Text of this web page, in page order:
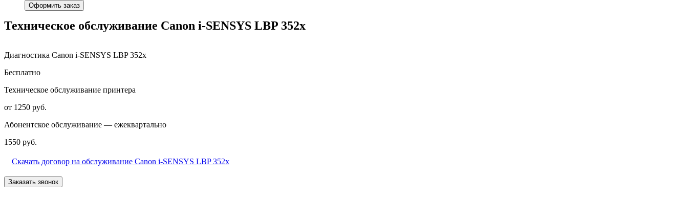
Оформить заказ
Техническое обслуживание Canon i-SENSYS LBP 352x
Диагностика Canon i-SENSYS LBP 352x
Бесплатно
Техническое обслуживание принтера
от 1250 руб.
Абонентское обслуживание — ежеквартально
1550 руб.
Скачать договор на обслуживание Canon i-SENSYS LBP 352x
Заказать звонок